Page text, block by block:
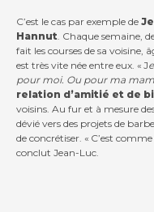
C’est le cas par exemple de
Hannut. Chaque semaine,
fait les courses de sa voisine,
est très vite née entre eux. « J
pour moi. Ou pour ma
relation d’amitié et de
voisins. Au fur et à mesure
dévié vers des projets de
de concrétiser. « C’est
conclut Jean-Luc.